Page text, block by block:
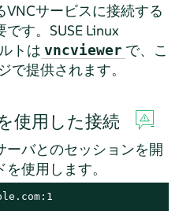
サービスに接続する
す。 SUSE Linux
トは vncviewer で、こ
で提供されます。
使用した接続
ーバとのセッションを開
使用します。